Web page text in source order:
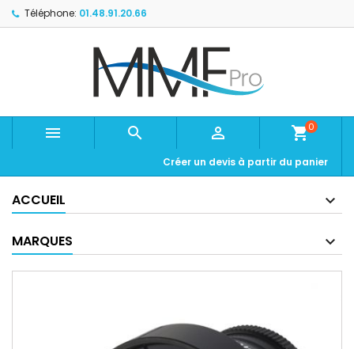
Téléphone: 01.48.91.20.66
   shopping_cart0
Créer un devis à partir du panier
ACCUEIL
MARQUES